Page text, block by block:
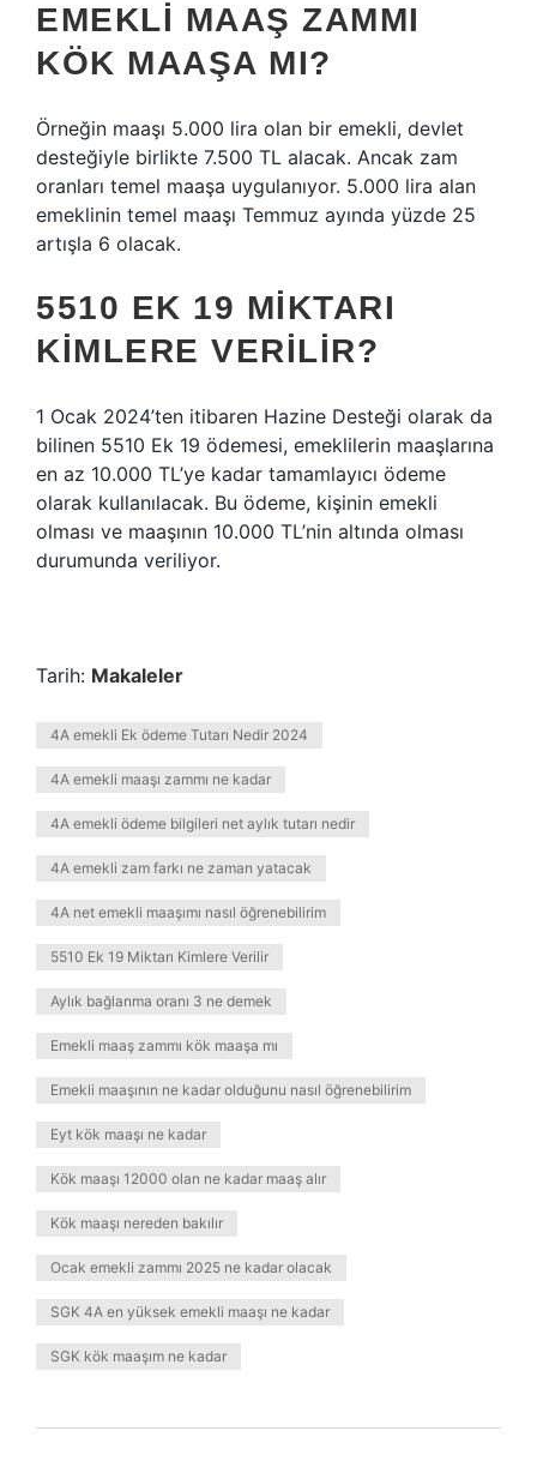
EMEKLI MAAŞ ZAMMI
KÖK MAAŞA MI?
Örneğin maaşı 5.000 lira olan bir emekli, devlet
desteğiyle birlikte 7.500 TL alacak. Ancak zam
oranları temel maaşa uygulanıyor. 5.000 lira alan
emeklinin temel maaşı Temmuz ayında yüzde 25
artışla 6 olacak.
5510 EK 19 MIKTARI
KIMLERE VERILIR?
1 Ocak 2024’ten itibaren Hazine Desteği olarak da
bilinen 5510 Ek 19 ödemesi, emeklilerin maaşlarına
en az 10.000 TL’ye kadar tamamlayıcı ödeme
olarak kullanılacak. Bu ödeme, kişinin emekli
olması ve maaşının 10.000 TL’nin altında olması
durumunda veriliyor.
Tarih: Makaleler
4A emekli Ek ödeme Tutarı Nedir 2024
4A emekli maaşı zammı ne kadar
4A emekli ödeme bilgileri net aylık tutarı nedir
4A emekli zam farkı ne zaman yatacak
4A net emekli maaşımı nasıl öğrenebilirim
5510 Ek 19 Miktarı Kimlere Verilir
Aylık bağlanma oranı 3 ne demek
Emekli maaş zammı kök maaşa mı
Emekli maaşının ne kadar olduğunu nasıl öğrenebilirim
Eyt kök maaşı ne kadar
Kök maaşı 12000 olan ne kadar maaş alır
Kök maaşı nereden bakılır
Ocak emekli zammı 2025 ne kadar olacak
SGK 4A en yüksek emekli maaşı ne kadar
SGK kök maaşım ne kadar